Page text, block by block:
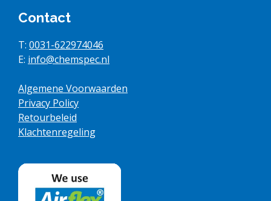
Contact
T: 0031-622974046
E: info@chemspec.nl
Algemene Voorwaarden
Privacy Policy
Retourbeleid
Klachtenregeling